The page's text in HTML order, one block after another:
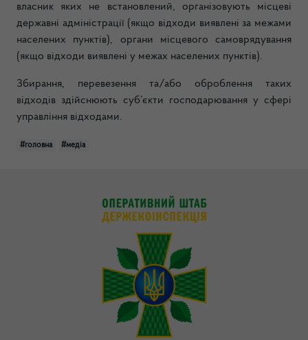
власник яких не встановлений, організовують місцеві
державні адміністрації (якщо відходи виявлені за межами
населених пунктів), органи місцевого самоврядування
(якщо відходи виявлені у межах населених пунктів).
Збирання, перевезення та/або оброблення таких
відходів здійснюють суб’єкти господарювання у сфері
управління відходами.
#головна #медіа